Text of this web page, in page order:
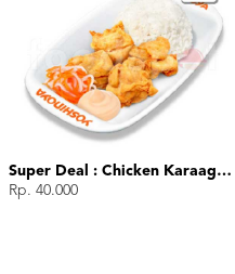
Super Deal : Chicken Karaage (4 pcs)
Rp. 40.000